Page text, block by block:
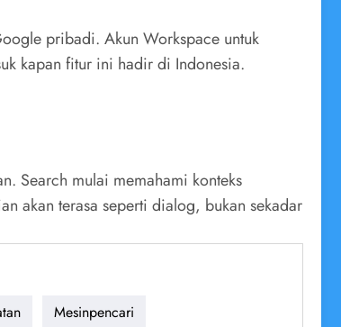
pribadi. Akun Workspace untuk
kapan fitur ini hadir di Indonesia.
Search mulai memahami konteks
akan terasa seperti dialog, bukan sekadar
Mesinpencari